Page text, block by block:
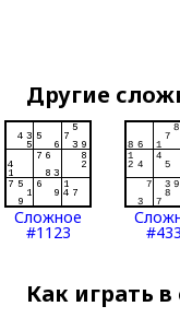
Другие
Сложное
#1123
Как играть